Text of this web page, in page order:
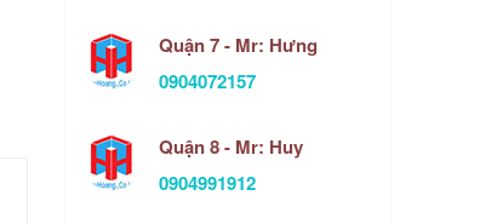
Quận 7 - Mr: Hưng
0904072157
Quận 8 - Mr: Huy
0904991912